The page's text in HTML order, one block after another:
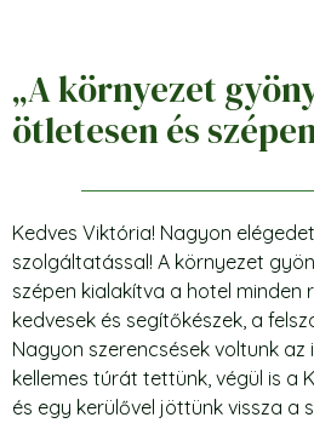
„A környezet
ötletesen és
Kedves Viktória! Nagyon
szolgáltatással! A környezet
szépen kialakítva a hotel minden
kedvesek és segítőkészek, a
Nagyon szerencsések voltunk az
kellemes túrát tettünk, végül is a
és egy kerülővel jöttünk vissza a